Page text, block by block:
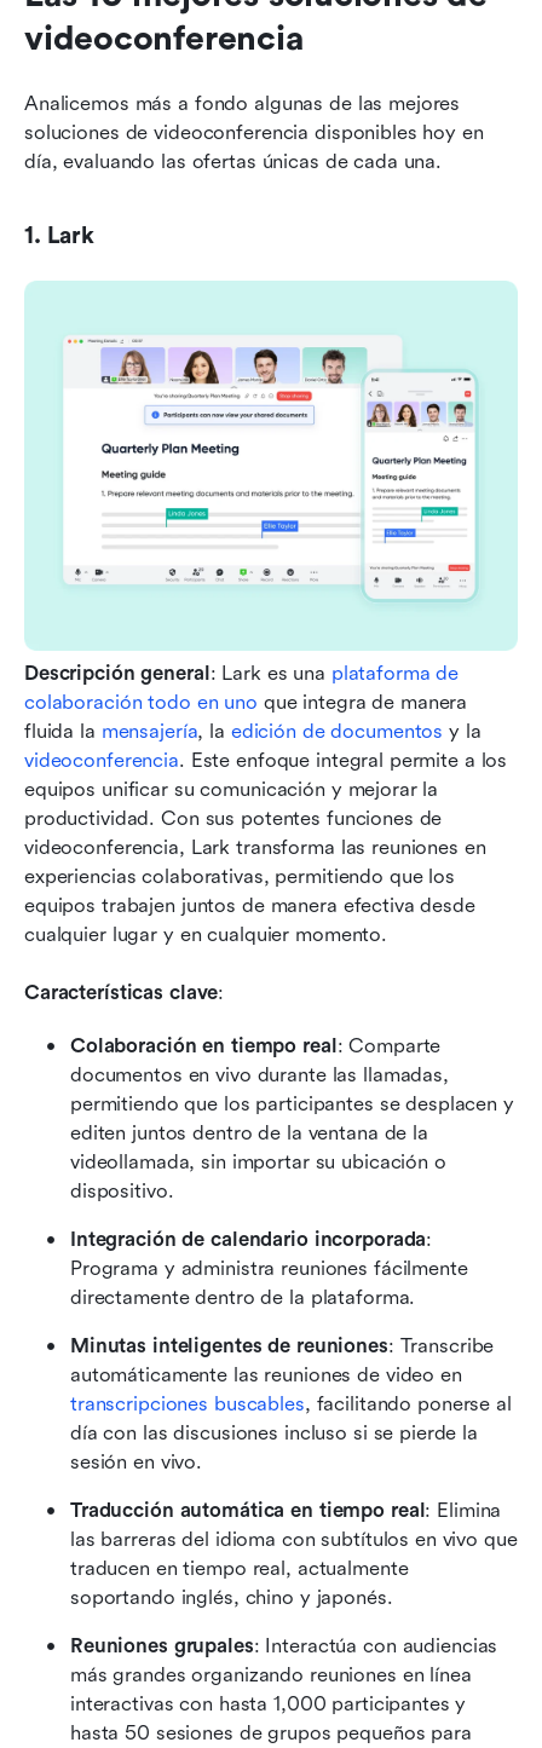
videoconferencia
Analicemos más a fondo algunas de las mejores
soluciones de videoconferencia disponibles hoy en
día, evaluando las ofertas únicas de cada una.
1. Lark
Descripción general: Lark es una plataforma de
colaboración todo en uno que integra de manera
fluida la mensajería, la edición de documentos
videoconferencia. Este enfoque integral permite a los
equipos unificar su comunicación y mejorar la
productividad. Con sus potentes funciones de
videoconferencia, Lark transforma las reuniones en
experiencias colaborativas, permitiendo que los
equipos trabajen juntos de manera efectiva desde
cualquier lugar y en cualquier momento.
Características clave:
Colaboración en tiempo real: Comparte
documentos en vivo durante las llamadas,
permitiendo que los participantes se desplacen y
editen juntos dentro de la ventana de la
videollamada, sin importar su ubicación o
dispositivo.
Integración de calendario incorporada:
Programa y administra reuniones fácilmente
directamente dentro de la plataforma.
Minutas inteligentes de reuniones: Transcribe
transcripciones buscables, facilitando ponerse al
día con las discusiones incluso si se pierde la
sesión en vivo.
Traducción automática en tiempo real: Elimina
las barreras del idioma con subtítulos en vivo que
traducen en tiempo real, actualmente
soportando inglés, chino y japonés.
Reuniones grupales: Interactúa con audiencias
más grandes organizando reuniones en línea
interactivas con hasta 1,000 participantes y
hasta 50 sesiones de grupos pequeños para